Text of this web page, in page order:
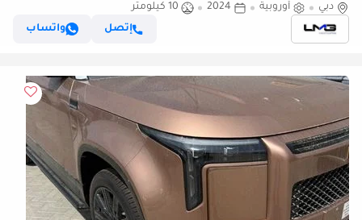
دبي
أوروبية 2024
10 كيلومتر
إتصل
واتساب